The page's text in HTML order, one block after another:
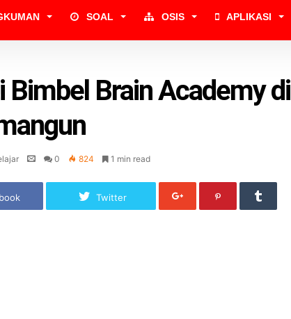
SOAL OSIS APLIKASI
Bimbel Brain Academy di
0 824 1 min read
Twitter